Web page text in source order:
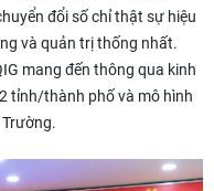
đổi số chỉ thật sự hiệu
và quản trị thống nhất.
mang đến thông qua kinh
tỉnh/thành phố và mô hình